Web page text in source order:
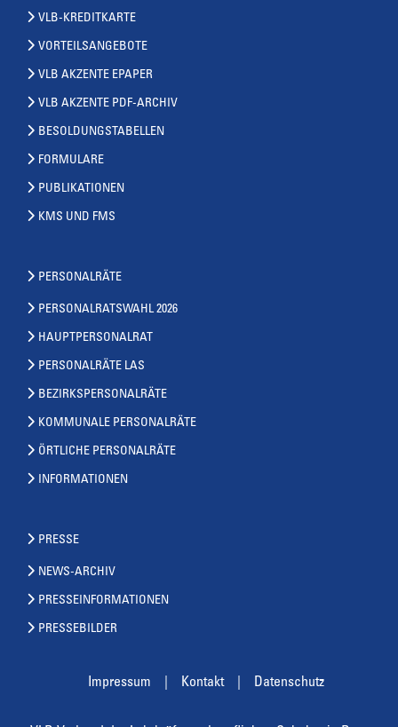
VLB-KREDITKARTE
VORTEILSANGEBOTE
VLB AKZENTE EPAPER
VLB AKZENTE PDF-ARCHIV
BESOLDUNGSTABELLEN
FORMULARE
PUBLIKATIONEN
KMS UND FMS
PERSONALRÄTE
PERSONALRATSWAHL 2026
HAUPTPERSONALRAT
PERSONALRÄTE LAS
BEZIRKSPERSONALRÄTE
KOMMUNALE PERSONALRÄTE
ÖRTLICHE PERSONALRÄTE
INFORMATIONEN
PRESSE
NEWS-ARCHIV
PRESSEINFORMATIONEN
PRESSEBILDER
Impressum Kontakt Datenschutz